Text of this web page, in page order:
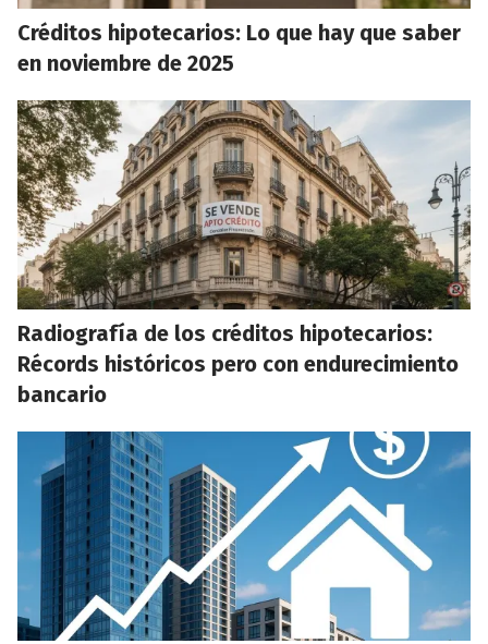
Créditos hipotecarios: Lo que hay que saber
en noviembre de 2025
Radiografía de los créditos hipotecarios:
Récords históricos pero con endurecimiento
bancario